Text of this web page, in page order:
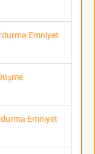
Emniyet
Emniyet